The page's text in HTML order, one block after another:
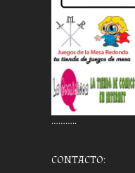
………..
CONTACTO: